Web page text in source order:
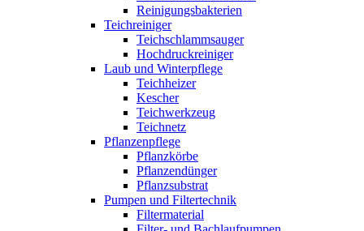
Reinigungsbakterien
Teichreiniger
Teichschlammsauger
Hochdruckreiniger
Laub und Winterpflege
Teichheizer
Kescher
Teichwerkzeug
Teichnetz
Pflanzenpflege
Pflanzkörbe
Pflanzendünger
Pflanzsubstrat
Pumpen und Filtertechnik
Filtermaterial